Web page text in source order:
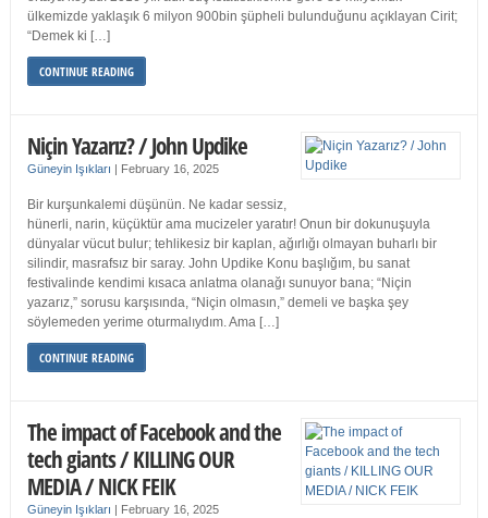
ülkemizde yaklaşık 6 milyon 900bin şüpheli bulunduğunu açıklayan Cirit;
“Demek ki […]
CONTINUE READING
Niçin Yazarız? / John Updike
Güneyin Işıkları | February 16, 2025
Bir kurşunkalemi düşünün. Ne kadar sessiz,
hünerli, narin, küçüktür ama mucizeler yaratır! Onun bir dokunuşuyla
dünyalar vücut bulur; tehlikesiz bir kaplan, ağırlığı olmayan buharlı bir
silindir, masrafsız bir saray. John Updike Konu başlığım, bu sanat
festivalinde kendimi kısaca anlatma olanağı sunuyor bana; “Niçin
yazarız,” sorusu karşısında, “Niçin olmasın,” demeli ve başka şey
söylemeden yerime oturmalıydım. Ama […]
CONTINUE READING
The impact of Facebook and the
tech giants / KILLING OUR
MEDIA / NICK FEIK
Güneyin Işıkları | February 16, 2025